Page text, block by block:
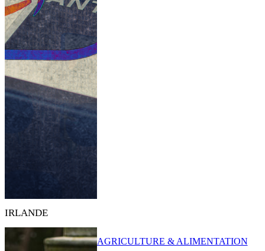
IRLANDE
AGRICULTURE & ALIMENTATION